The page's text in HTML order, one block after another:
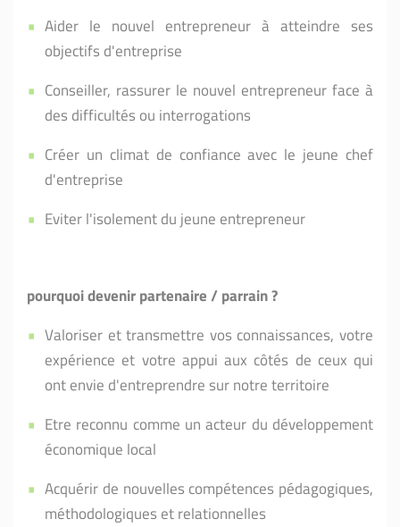
Aider le nouvel entrepreneur à atteindre ses
objectifs d'entreprise
Conseiller, rassurer le nouvel entrepreneur face à
des difficultés ou interrogations
Créer un climat de confiance avec le jeune chef
d'entreprise
Eviter l'isolement du jeune entrepreneur
pourquoi devenir partenaire / parrain ?
Valoriser et transmettre vos connaissances, votre
expérience et votre appui aux côtés de ceux qui
ont envie d'entreprendre sur notre territoire
Etre reconnu comme un acteur du développement
économique local
Acquérir de nouvelles compétences pédagogiques,
méthodologiques et relationnelles